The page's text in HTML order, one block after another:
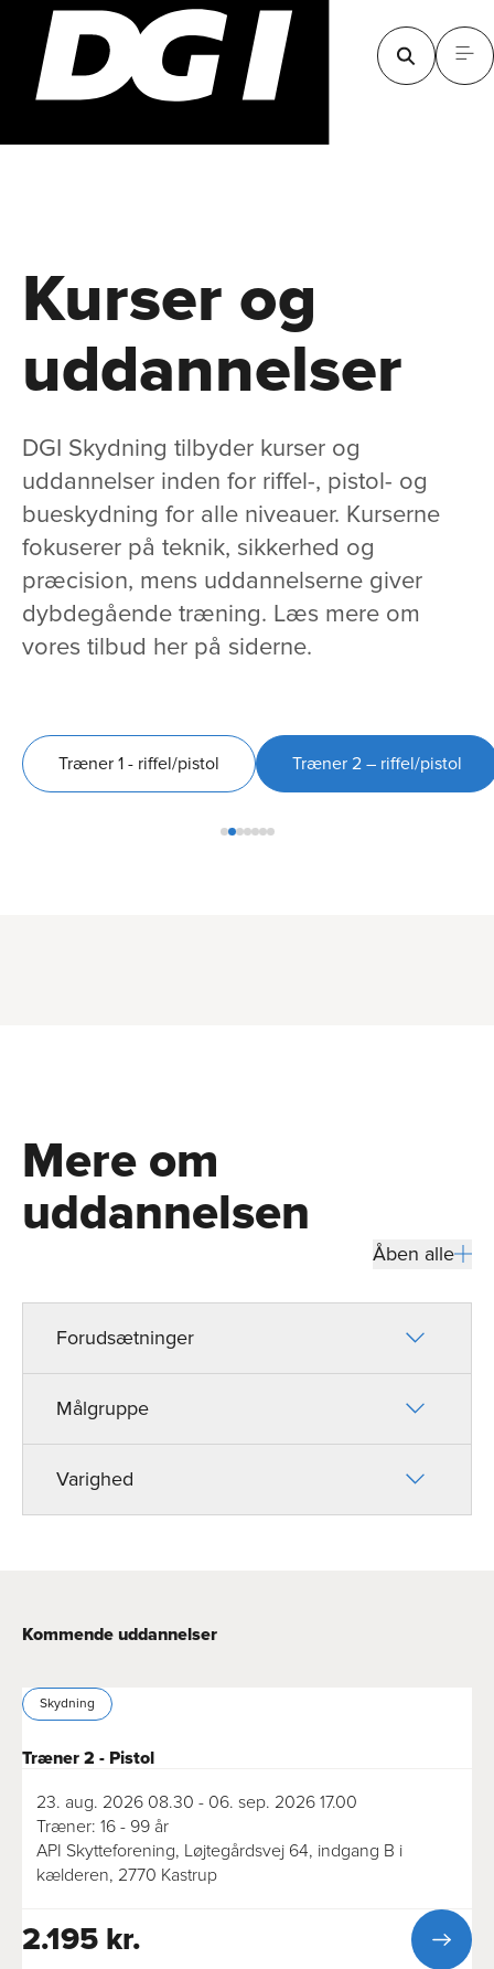
Kurser og
uddannel­ser
DGI Skydning tilbyder kurser og
uddannelser inden for riffel-, pistol- og
bueskydning for alle niveauer. Kurserne
fokuserer på teknik, sikkerhed og
præcision, mens uddannelserne giver
dybdegående træning. Læs mere om
vores tilbud her på siderne.
Træner 1 - riffel/pistol Træner 2 – riffel/pistol
Mere om
uddannelsen
Åben alle
Forudsætninger
Målgruppe
Varighed
Kommende uddannelser
Skydning
Træner 2 - Pistol
23. aug. 2026 08.30 - 06. sep. 2026 17.00
Træner: 16 - 99 år
API Skytteforening, Løjtegårdsvej 64, indgang B i
kælderen, 2770 Kastrup
2.195 kr.